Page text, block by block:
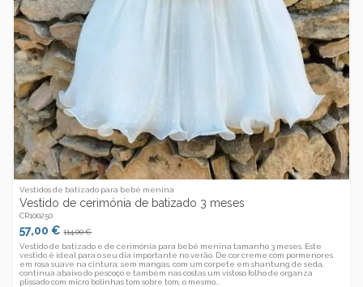
Vestidos de batizado para bebé menina
Vestido de cerimónia de batizado 3 meses
CR100250
57,00 €114,00 €
Vestido de batizado e de cerimónia para bebé menina tamanho 3 meses. Este
vestido é ideal para o seu dia importante no verão. De cor creme com pormenores
em rosa suave na cintura; sem mangas, com um corpete em shantung de seda,
continua abaixo do pescoço e também nas costas um vistoso folho de organza
plissado com micro bolinhas tom sobre tom, o mesmo...